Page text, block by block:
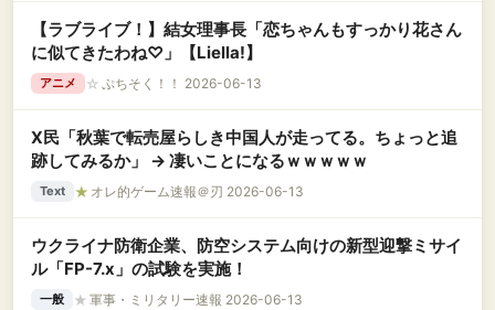
【ラブライブ！】結女理事長「恋ちゃんもすっかり花さん
に似てきたわね♡」【Liella!】
アニメ ☆ ぷちそく！！ 2026-06-13
X民「秋葉で転売屋らしき中国人が走ってる。ちょっと追
跡してみるか」 → 凄いことになるｗｗｗｗｗ
Text ★ オレ的ゲーム速報＠刃 2026-06-13
ウクライナ防衛企業、防空システム向けの新型迎撃ミサイ
ル「FP-7.x」の試験を実施！
一般 ★ 軍事・ミリタリー速報 2026-06-13